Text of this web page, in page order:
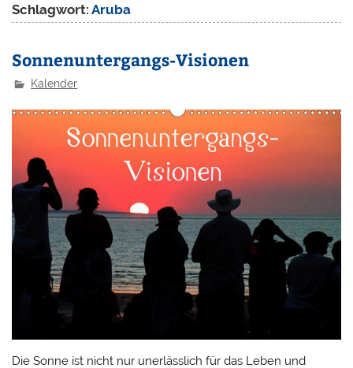
Schlagwort:Aruba
Sonnenuntergangs-Visionen
Kalender
Die Sonne ist nicht nur unerlässlich für das Leben und